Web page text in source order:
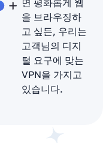
을 브라우징하
고 싶든, 우리는
고객님의 디지
털 요구에 맞는
VPN을 가지고
있습니다.